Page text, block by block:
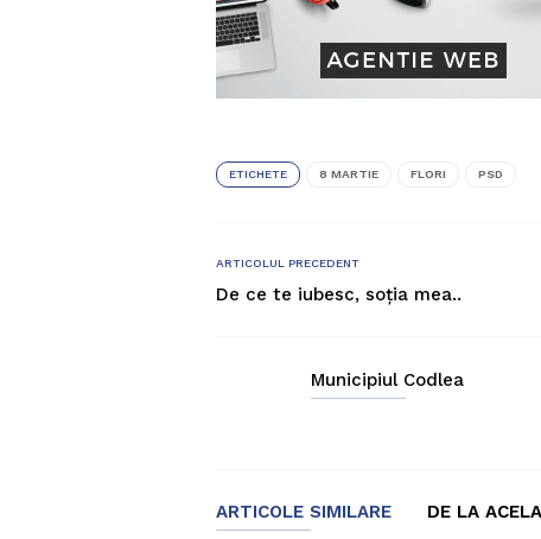
ETICHETE 8 MARTIE FLORI PSD
ARTICOLUL PRECEDENT
De ce te iubesc, soţia mea..
Municipiul Codlea
ARTICOLE SIMILARE DE LA